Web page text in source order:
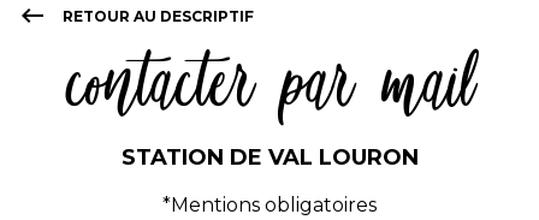
keyboard_backspace RETOUR AU DESCRIPTIF
contacter par mail
STATION DE VAL LOURON
*Mentions obligatoires